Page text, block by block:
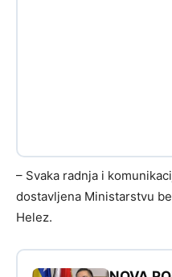
– Svaka radnja i
dostavljena Ministarstvu
Helez.